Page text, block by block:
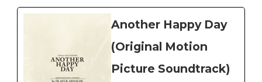
Another Happy Day
(Original Motion
Picture Soundtrack)